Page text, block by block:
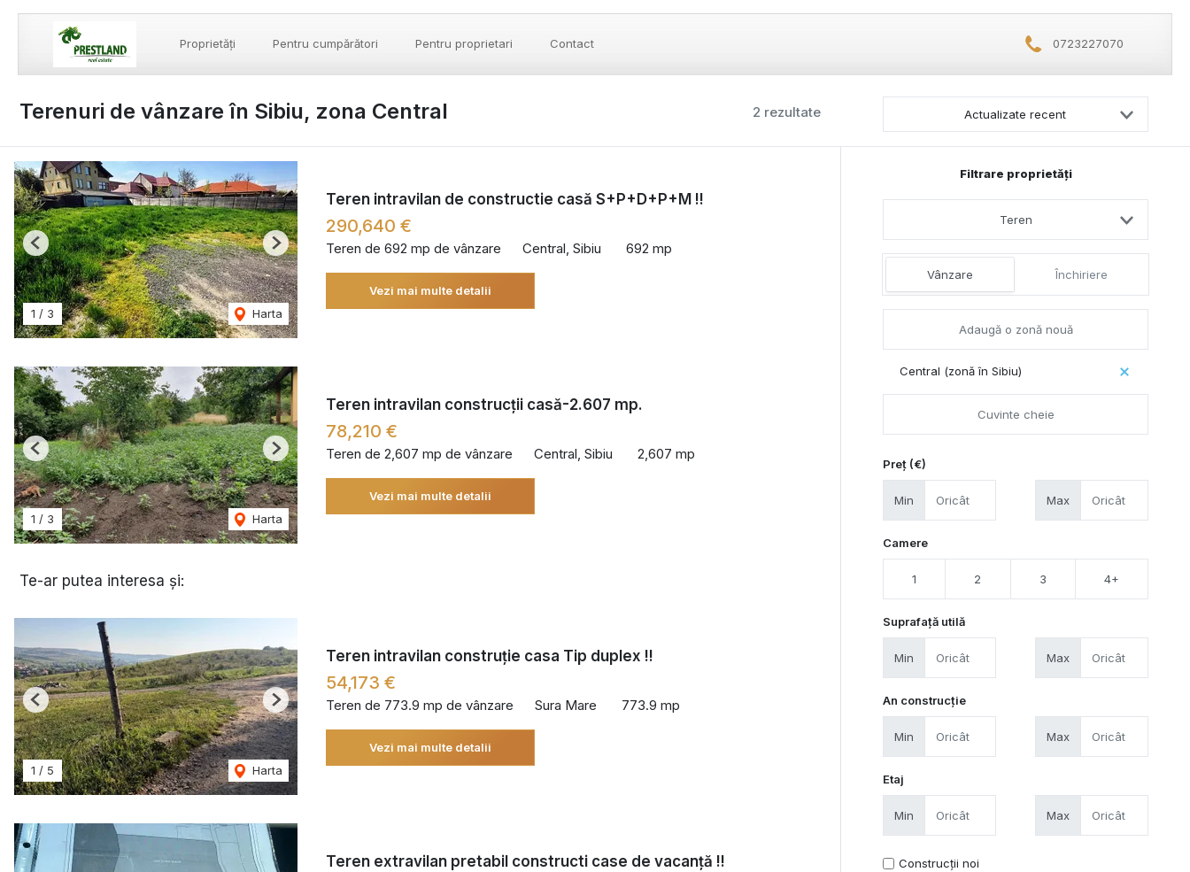
Proprietăți Pentru cumpărători Pentru proprietari Contact 0723227070
2 rezultate
Terenuri de vânzare în Sibiu, zona Central Actualizate recent
1 / 3 Harta
Previous Next
Teren intravilan de constructie casă S+P+D+P+M !!
290,640 €
Teren de 692 mp de vânzare Central, Sibiu 692 mp
Vezi mai multe detalii
1 / 3 Harta
Previous Next
Teren intravilan construcții casă-2.607 mp.
78,210 €
Teren de 2,607 mp de vânzare Central, Sibiu 2,607 mp
Vezi mai multe detalii
Te-ar putea interesa și:
1 / 5 Harta
Previous Next
Teren intravilan construție casa Tip duplex !!
54,173 €
Teren de 773.9 mp de vânzare Sura Mare 773.9 mp
Vezi mai multe detalii
Teren extravilan pretabil constructi case de vacanță !!
Filtrare proprietăți
Teren
Vânzare Închiriere
Central (zonă în Sibiu)
Preț (€)
Min Max
Camere
1 2 3 4+
Suprafață utilă
Min Max
An construcție
Min Max
Etaj
Min Max
Construcții noi